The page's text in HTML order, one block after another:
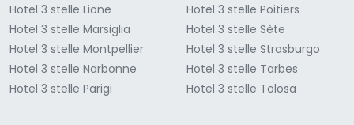
Hotel 3 stelle Lione
Hotel 3 stelle Marsiglia
Hotel 3 stelle Montpellier
Hotel 3 stelle Narbonne
Hotel 3 stelle Parigi
Hotel 3 stelle Poitiers
Hotel 3 stelle Sète
Hotel 3 stelle Strasburgo
Hotel 3 stelle Tarbes
Hotel 3 stelle Tolosa